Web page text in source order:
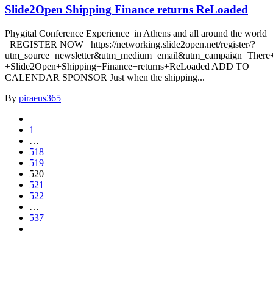
Slide2Open Shipping Finance returns ReLoaded
Phygital Conference Experience in Athens and all around the world
REGISTER NOW https://networking.slide2open.net/register/?
+Slide2Open+Shipping+Finance+returns+ReLoaded ADD TO
CALENDAR SPONSOR Just when the shipping...
By piraeus365
1
…
518
519
520
521
522
…
537